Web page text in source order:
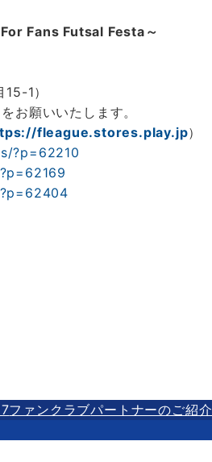
For Fans Futsal Festa～
1）
お願いいたします。
fleague.stores.play.jp）
?p=62210
ファンクラブパートナーのご紹介